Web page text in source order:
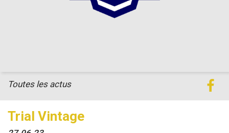
Trial Vintage
Toutes les actus